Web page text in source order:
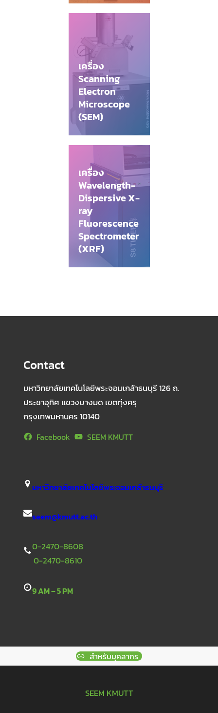
เครื่อง
Scanning
Electron
Microscope
(SEM)
เครื่อง
Wavelength-
Dispersive X-
ray
Fluorescence
Spectrometer
(XRF)
Contact
มหาวิทยาลัยเทคโนโลยีพระจอมเกล้าธนบุรี 126 ถ.
ประชาอุทิศ แขวงบางมด เขตทุ่งครุ
กรุงเทพมหานคร 10140
Facebook SEEM KMUTT
มหาวิทยาลัยเทคโนโลยีพระจอมเกล้าธนบุรี
seem@kmutt.ac.th
0-2470-8608
0-2470-8610
9 AM – 5 PM
สำหรับบุคลากร
SEEM KMUTT